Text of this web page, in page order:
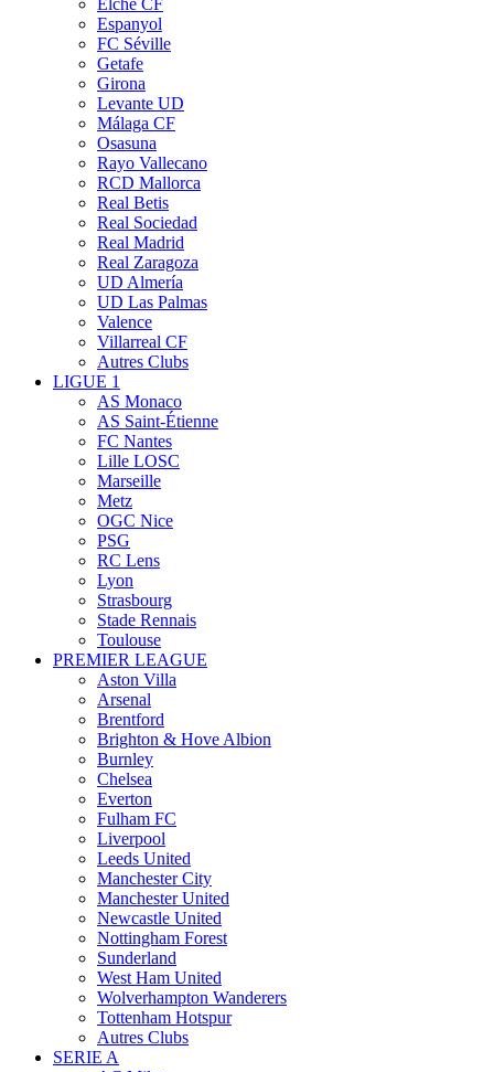
Elche CF
Espanyol
FC Séville
Getafe
Girona
Levante UD
Málaga CF
Osasuna
Rayo Vallecano
RCD Mallorca
Real Betis
Real Sociedad
Real Madrid
Real Zaragoza
UD Almería
UD Las Palmas
Valence
Villarreal CF
Autres Clubs
LIGUE 1
AS Monaco
AS Saint-Étienne
FC Nantes
Lille LOSC
Marseille
Metz
OGC Nice
PSG
RC Lens
Lyon
Strasbourg
Stade Rennais
Toulouse
PREMIER LEAGUE
Aston Villa
Arsenal
Brentford
Brighton & Hove Albion
Burnley
Chelsea
Everton
Fulham FC
Liverpool
Leeds United
Manchester City
Manchester United
Newcastle United
Nottingham Forest
Sunderland
West Ham United
Wolverhampton Wanderers
Tottenham Hotspur
Autres Clubs
SERIE A